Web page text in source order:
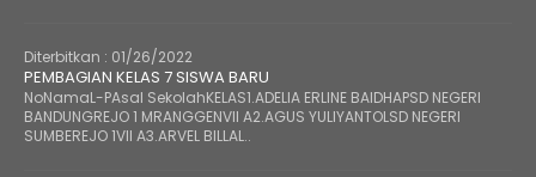
Diterbitkan : 01/26/2022
PEMBAGIAN KELAS 7 SISWA BARU
NoNamaL-PAsal SekolahKELAS1.ADELIA ERLINE BAIDHAPSD NEGERI
BANDUNGREJO 1 MRANGGENVII A2.AGUS YULIYANTOLSD NEGERI
SUMBEREJO 1VII A3.ARVEL BILLAL..